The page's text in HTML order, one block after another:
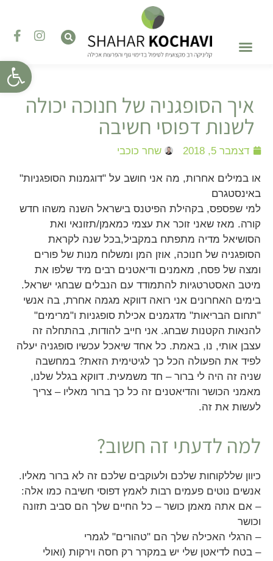
איך הסופגניה של חנוכה יכולה
לשנות דפוסי חשיבה
דצמבר 5, 2018 שחר כוכבי
או במילים אחרות, מה אני חושב על "דוגמנות הסופגניות"
באינסטגרם
למי שפספס, בקהילת הפיטנס בישראל השנה משהו חדש
קורה. מאז שאני זוכר את עצמי כמאמן/תזונאי ואת
הסושיאל מדיה מתפתח במקביל,בכל שנה לקראת
הסופגניה של חנוכה, אוזן המן ומשלוח מנות של פורים
ומצה של פסח, מאמנים ודיאטנים רבים מיד שלפו את
מיטב האסטרטגיות להתמודד עם הנבלים שבחגי ישראל.
בימים האחרונים אני רואה דווקא מגמה אחרת, בה אנשי
"תחום הבריאות" מדגמנים אכילת סופגניות ו"מרימים"
להנאות הקטנות שבחג. אני חייב להודות, בהתחלה זה
עצבן אותי, נו, באמת. כל אחד שיאכל עכשיו סופגניה יעלה
לפיד את הפעולה הכל כך לגיטימית הזאת? במחשבה
שניה זה היה לי ברור – חד משמעית. דווקא בגלל שלנו,
מאמני הכושר והדיאטנים זה כל כך ברור מאליו – צריך
לעשות את זה.
למה לדעתי זה חשוב?
כיוון שללקוחות שלכם ולעוקבים שלכם זה לא ברור מאליו.
אנשים נוטים פעמים רבות לאמץ דפוסי חשיבה כמו אלה:
– אם אתה מאמן כושר – כל החיים שלך הם סביב תזונה
וכושר
– הרגלי האכילה שלך הם "טהורים" לגמרי
– בטח לדיאטן שלי יש במקרר רק חסה וירקות (ואולי
פתח